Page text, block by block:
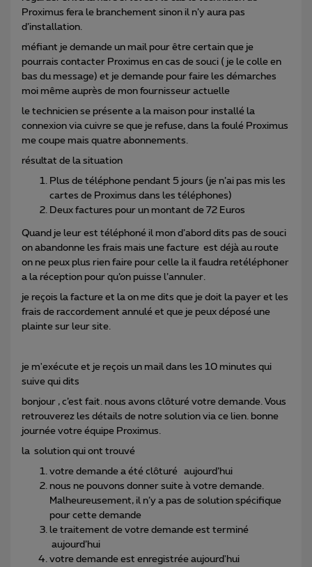
Proximus fera le branchement sinon il n’y aura pas
d’installation.
méfiant je demande un mail pour être certain que je
pourrais contacter Proximus en cas de souci ( je le colle en
bas du message) et je demande pour faire les démarches
moi même auprès de mon fournisseur actuelle
le technicien se présente a la maison pour installé la
connexion via cuivre se que je refuse, dans la foulé Proximus
me coupe mais quatre abonnements.
résultat de la situation
Plus de téléphone pendant 5 jours (je n’ai pas mis les
cartes de Proximus dans les téléphones)
Deux factures pour un montant de 72 Euros
Quand je leur est téléphoné il mon d’abord dits pas de souci
on abandonne les frais mais une facture est déjà au route
on ne peux plus rien faire pour celle la il faudra retéléphoner
a la réception pour qu’on puisse l’annuler.
je reçois la facture et la on me dits que je doit la payer et les
frais de raccordement annulé et que je peux déposé une
plainte sur leur site.
je m'exécute et je reçois un mail dans les 10 minutes qui
suive qui dits
bonjour , c’est fait. nous avons clôturé votre demande. Vous
retrouverez les détails de notre solution via ce lien. bonne
journée votre équipe Proximus.
la solution qui ont trouvé
votre demande a été clôturé aujourd’hui
nous ne pouvons donner suite à votre demande.
Malheureusement, il n’y a pas de solution spécifique
pour cette demande
le traitement de votre demande est terminé
aujourd’hui
votre demande est enregistrée aujourd'hui